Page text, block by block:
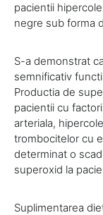
pacientii
negre sub forma
S-a demonstrat
semnificativ
Productia de
pacientii cu
arteriala,
trombocitelor cu
determinat o
superoxid la
Suplimentarea